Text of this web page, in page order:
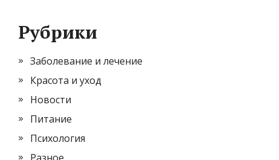
Рубрики
Заболевание и лечение
Красота и уход
Новости
Питание
Психология
Разное